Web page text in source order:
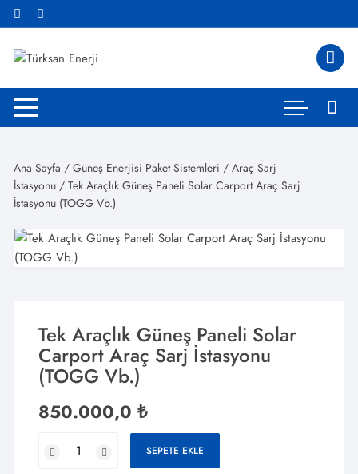
Skip
to
content
Ana Sayfa /Güneş Enerjisi Paket Sistemleri /Araç Sarj
İstasyonu / Tek Araçlık Güneş Paneli Solar Carport Araç Sarj
İstasyonu (TOGG Vb.)
Tek Araçlık Güneş Paneli Solar
Carport Araç Sarj İstasyonu
(TOGG Vb.)
850.000,0₺
Araçlık
SEPETE EKLE